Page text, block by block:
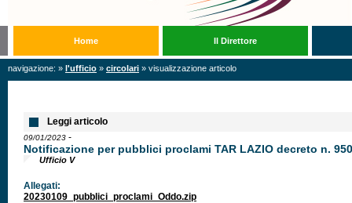
Home Il Direttore
navigazione: » l'ufficio » circolari » visualizzazione articolo
Leggi articolo
09/01/2023 -
Notificazione per pubblici proclami TAR LAZIO decreto n.
Ufficio V
Allegati:
20230109_pubblici_proclami_Oddo.zip